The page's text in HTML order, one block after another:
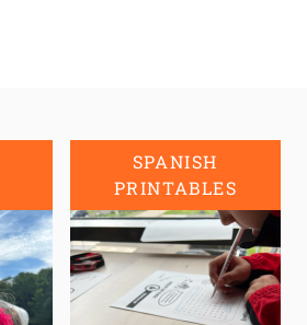
SPANISH
PRINTABLES